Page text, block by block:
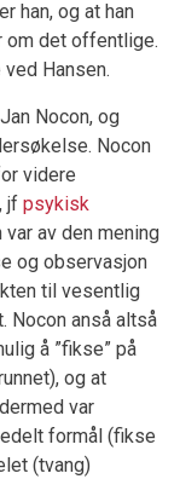
han, og at han
om det offentlige.
ved Hansen.
Nocon, og
Nocon
videre
jf psykisk
var av den mening
og observasjon
til vesentlig
Nocon anså altså
å ”fikse” på
og at
var
formål (fikse
(tvang)